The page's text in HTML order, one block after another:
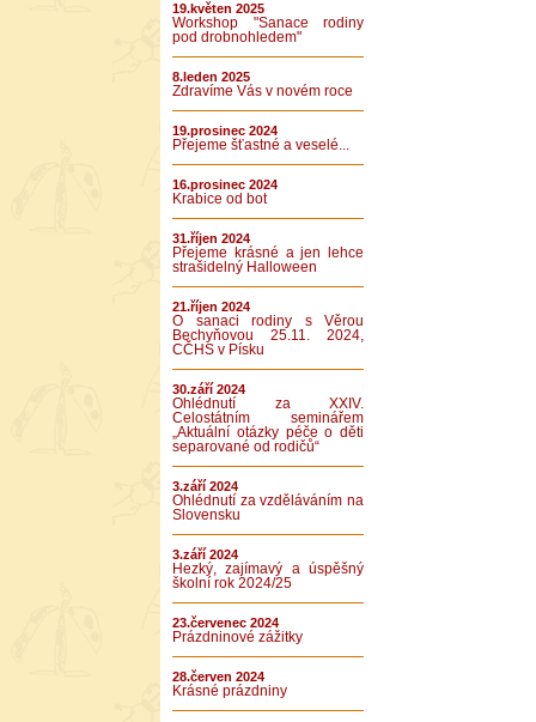
19.květen 2025
Workshop "Sanace rodiny
pod drobnohledem"
8.leden 2025
Zdravíme Vás v novém roce
19.prosinec 2024
Přejeme šťastné a veselé...
16.prosinec 2024
Krabice od bot
31.říjen 2024
Přejeme krásné a jen lehce
strašidelný Halloween
21.říjen 2024
O sanaci rodiny s Věrou
Bechyňovou 25.11. 2024,
CČHS v Písku
30.září 2024
Ohlédnutí za XXIV.
Celostátním seminářem
„Aktuální otázky péče o děti
separované od rodičů“
3.září 2024
Ohlédnutí za vzděláváním na
Slovensku
3.září 2024
Hezký, zajímavý a úspěšný
školní rok 2024/25
23.červenec 2024
Prázdninové zážitky
28.červen 2024
Krásné prázdniny